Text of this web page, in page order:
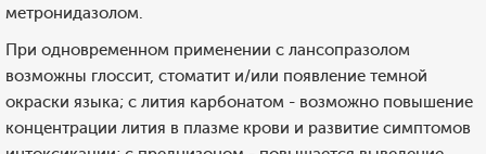
метронидазолом.
При одновременном применении с лансопразолом
возможны глоссит, стоматит и/или появление темной
окраски языка; с лития карбонатом - возможно повышение
концентрации лития в плазме крови и развитие симптомов